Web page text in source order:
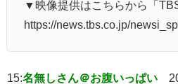
▼映像提供はこちらから「
https://news.tbs.co.jp/
15:名無しさん＠お腹いっぱい